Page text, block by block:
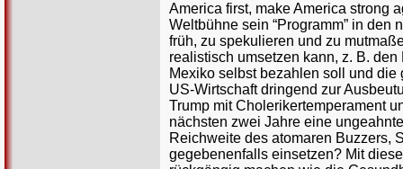
America first, make America strong
Weltbühne sein “Programm” in
früh, zu spekulieren und zu
realistisch umsetzen kann, z. B.
Mexiko selbst bezahlen soll und die
US-Wirtschaft dringend zur
Trump mit Cholerikertemperament
nächsten zwei Jahre eine
Reichweite des atomaren Buzzers,
gegebenenfalls einsetzen? Mit